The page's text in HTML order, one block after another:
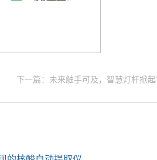
下一篇：未来触手可及，智慧灯杆掀起